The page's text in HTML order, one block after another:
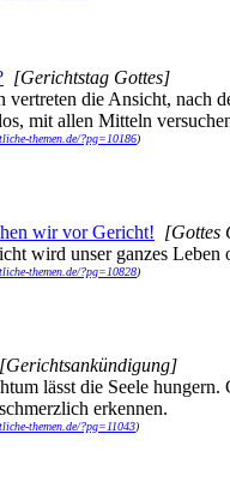
[Gerichtstag Gottes]
vertreten die Ansicht, nach
mit allen Mitteln
themen.de/?pg=10186)
wir vor Gericht! [Gottes
wird unser ganzes Leben
themen.de/?pg=10828)
[Gerichtsankündigung]
lässt die Seele
erkennen.
themen.de/?pg=11043)